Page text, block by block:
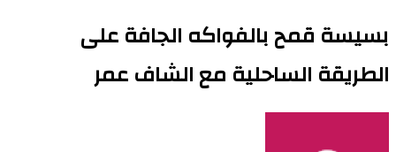
بسيسة قمح بالفواكه الجافة على
الطريقة الساحلية مع الشاف عمر